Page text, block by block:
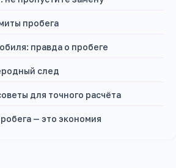
пробега
правда о пробеге
след
для точного расчёта
— это экономия